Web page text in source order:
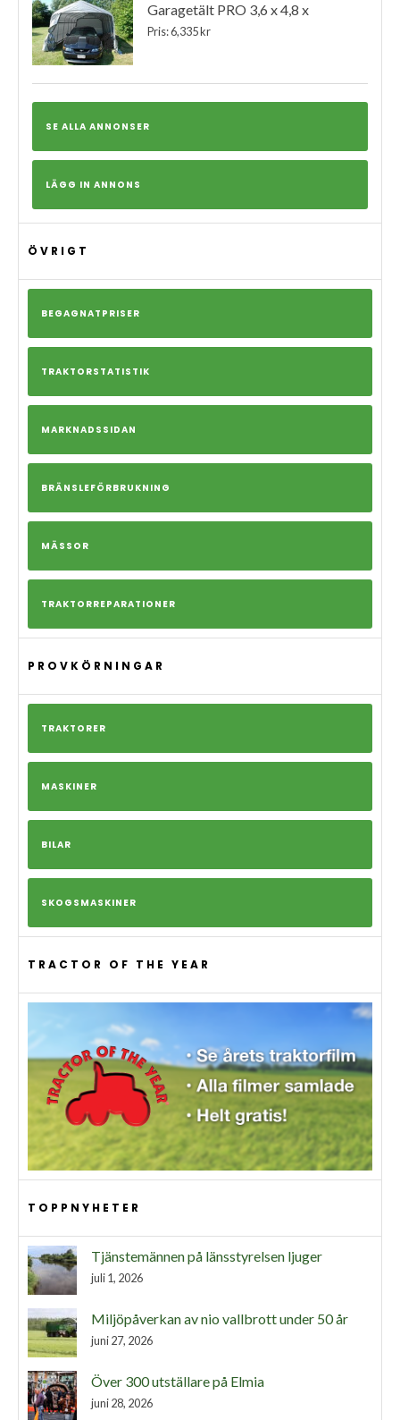
Garagetält PRO 3,6 x 4,8 x
Pris: 6,335 kr
SE ALLA ANNONSER
LÄGG IN ANNONS
ÖVRIGT
BEGAGNATPRISER
TRAKTORSTATISTIK
MARKNADSSIDAN
BRÄNSLEFÖRBRUKNING
MÄSSOR
TRAKTORREPARATIONER
PROVKÖRNINGAR
TRAKTORER
MASKINER
BILAR
SKOGSMASKINER
TRACTOR OF THE YEAR
TOPPNYHETER
Tjänstemännen på länsstyrelsen ljuger
juli 1, 2026
Miljöpåverkan av nio vallbrott under 50 år
juni 27, 2026
Över 300 utställare på Elmia
juni 28, 2026